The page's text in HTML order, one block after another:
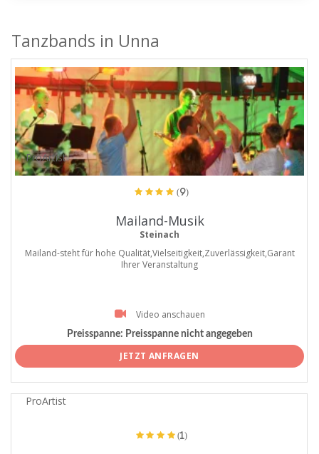
Tanzbands in Unna
ProArtist
(9)
Mailand-Musik
Steinach
Mailand-steht für hohe Qualität,Vielseitigkeit,Zuverlässigkeit,Garant
Ihrer Veranstaltung
Video anschauen
Preisspanne: Preisspanne nicht angegeben
JETZT ANFRAGEN
ProArtist
(1)